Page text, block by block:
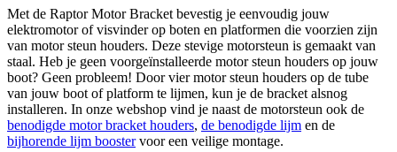
Met de Raptor Motor Bracket bevestig je eenvoudig jouw
elektromotor of visvinder op boten en platformen die voorzien zijn
van motor steun houders. Deze stevige motorsteun is gemaakt van
staal. Heb je geen voorgeïnstalleerde motor steun houders op jouw
boot? Geen probleem! Door vier motor steun houders op de tube
van jouw boot of platform te lijmen, kun je de bracket alsnog
installeren. In onze webshop vind je naast de motorsteun ook de
benodigde motor bracket houders, de benodigde lijm en de
bijhorende lijm boostervoor een veilige montage.